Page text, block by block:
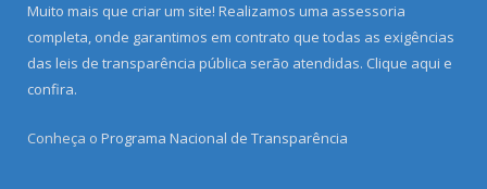
Muito mais que criar um site! Realizamos uma assessoria
completa, onde garantimos em contrato que todas as exigências
das leis de transparência pública serão atendidas. Clique aqui e
confira.
Conheça o Programa Nacional de Transparência